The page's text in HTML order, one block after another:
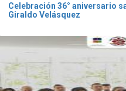
Celebración 36° aniversario
Giraldo Velásquez